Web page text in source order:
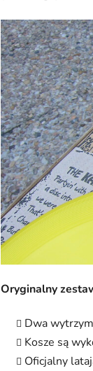
Oryginalny
Dwa
Koszе są
Oficjalny